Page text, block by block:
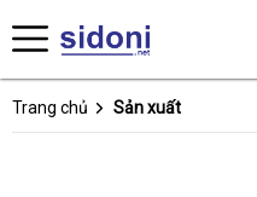
Trang chủ Sản xuất